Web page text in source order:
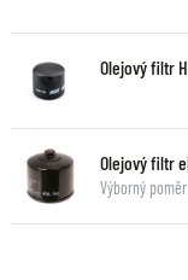
Olejový filtr
Olejový filtr
Výborný